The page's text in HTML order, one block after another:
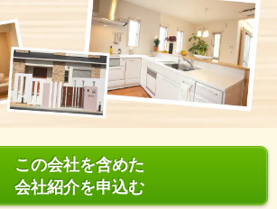
この会社を含めた
会社紹介を申込む